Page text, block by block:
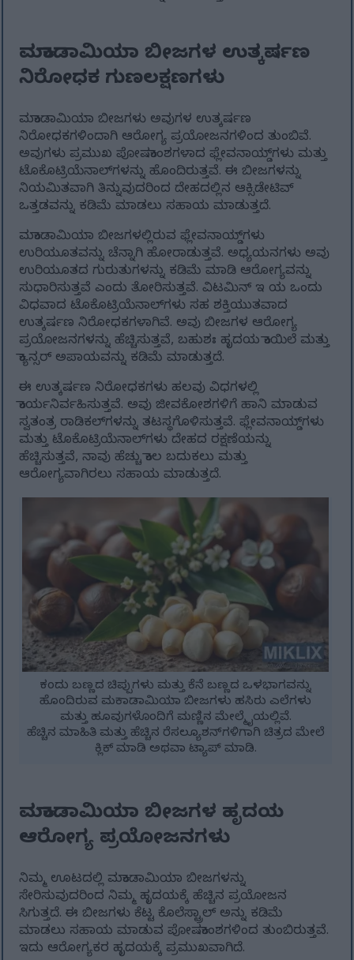
ಮಕಾಡಾಮಿಯಾ ಬೀಜಗಳ ಉತ್ಕರ್ಷಣ
ನಿರೋಧಕ ಗುಣಲಕ್ಷಣಗಳು
ಮಕಾಡಾಮಿಯಾ ಬೀಜಗಳು ಅವುಗಳ ಉತ್ಕರ್ಷಣ
ನಿರೋಧಕಗಳಿಂದಾಗಿ ಆರೋಗ್ಯ ಪ್ರಯೋಜನಗಳಿಂದ ತುಂಬಿವೆ.
ಅವುಗಳು ಪ್ರಮುಖ ಪೋಷಕಾಂಶಗಳಾದ ಫ್ಲೇವನಾಯ್ಡ್‌ಗಳು ಮತ್ತು
ಟೊಕೊಟ್ರಿಯೆನಾಲ್‌ಗಳನ್ನು ಹೊಂದಿರುತ್ತವೆ. ಈ ಬೀಜಗಳನ್ನು
ನಿಯಮಿತವಾಗಿ ತಿನ್ನುವುದರಿಂದ ದೇಹದಲ್ಲಿನ ಆಕ್ಸಿಡೇಟಿವ್
ಒತ್ತಡವನ್ನು ಕಡಿಮೆ ಮಾಡಲು ಸಹಾಯ ಮಾಡುತ್ತದೆ.
ಮಕಾಡಾಮಿಯಾ ಬೀಜಗಳಲ್ಲಿರುವ ಫ್ಲೇವನಾಯ್ಡ್‌ಗಳು
ಉರಿಯೂತವನ್ನು ಚೆನ್ನಾಗಿ ಹೋರಾಡುತ್ತವೆ. ಅಧ್ಯಯನಗಳು ಅವು
ಉರಿಯೂತದ ಗುರುತುಗಳನ್ನು ಕಡಿಮೆ ಮಾಡಿ ಆರೋಗ್ಯವನ್ನು
ಸುಧಾರಿಸುತ್ತವೆ ಎಂದು ತೋರಿಸುತ್ತವೆ. ವಿಟಮಿನ್ ಇ ಯ ಒಂದು
ವಿಧವಾದ ಟೊಕೊಟ್ರಿಯೆನಾಲ್‌ಗಳು ಸಹ ಶಕ್ತಿಯುತವಾದ
ಉತ್ಕರ್ಷಣ ನಿರೋಧಕಗಳಾಗಿವೆ. ಅವು ಬೀಜಗಳ ಆರೋಗ್ಯ
ಪ್ರಯೋಜನಗಳನ್ನು ಹೆಚ್ಚಿಸುತ್ತವೆ, ಬಹುಶಃ ಹೃದಯ ಕಾಯಿಲೆ ಮತ್ತು
ಕ್ಯಾನ್ಸರ್ ಅಪಾಯವನ್ನು ಕಡಿಮೆ ಮಾಡುತ್ತದೆ.
ಈ ಉತ್ಕರ್ಷಣ ನಿರೋಧಕಗಳು ಹಲವು ವಿಧಗಳಲ್ಲಿ
ಕಾರ್ಯನಿರ್ವಹಿಸುತ್ತವೆ. ಅವು ಜೀವಕೋಶಗಳಿಗೆ ಹಾನಿ ಮಾಡುವ
ಸ್ವತಂತ್ರ ರಾಡಿಕಲ್‌ಗಳನ್ನು ತಟಸ್ಥಗೊಳಿಸುತ್ತವೆ. ಫ್ಲೇವನಾಯ್ಡ್‌ಗಳು
ಮತ್ತು ಟೊಕೊಟ್ರಿಯೆನಾಲ್‌ಗಳು ದೇಹದ ರಕ್ಷಣೆಯನ್ನು
ಹೆಚ್ಚಿಸುತ್ತವೆ, ನಾವು ಹೆಚ್ಚು ಕಾಲ ಬದುಕಲು ಮತ್ತು
ಆರೋಗ್ಯವಾಗಿರಲು ಸಹಾಯ ಮಾಡುತ್ತದೆ.
ಕಂದು ಬಣ್ಣದ ಚಿಪ್ಪುಗಳು ಮತ್ತು ಕೆನೆ ಬಣ್ಣದ ಒಳಭಾಗವನ್ನು
ಹೊಂದಿರುವ ಮಕಾಡಾಮಿಯಾ ಬೀಜಗಳು ಹಸಿರು ಎಲೆಗಳು
ಮತ್ತು ಹೂವುಗಳೊಂದಿಗೆ ಮಣ್ಣಿನ ಮೇಲ್ಮೈಯಲ್ಲಿವೆ.
ಹೆಚ್ಚಿನ ಮಾಹಿತಿ ಮತ್ತು ಹೆಚ್ಚಿನ ರೆಸಲ್ಯೂಶನ್‌ಗಳಿಗಾಗಿ ಚಿತ್ರದ ಮೇಲೆ
ಕ್ಲಿಕ್ ಮಾಡಿ ಅಥವಾ ಟ್ಯಾಪ್ ಮಾಡಿ.
ಮಕಾಡಾಮಿಯಾ ಬೀಜಗಳ ಹೃದಯ
ಆರೋಗ್ಯ ಪ್ರಯೋಜನಗಳು
ನಿಮ್ಮ ಊಟದಲ್ಲಿ ಮಕಾಡಾಮಿಯಾ ಬೀಜಗಳನ್ನು
ಸೇರಿಸುವುದರಿಂದ ನಿಮ್ಮ ಹೃದಯಕ್ಕೆ ಹೆಚ್ಚಿನ ಪ್ರಯೋಜನ
ಸಿಗುತ್ತದೆ. ಈ ಬೀಜಗಳು ಕೆಟ್ಟ ಕೊಲೆಸ್ಟ್ರಾಲ್ ಅನ್ನು ಕಡಿಮೆ
ಮಾಡಲು ಸಹಾಯ ಮಾಡುವ ಪೋಷಕಾಂಶಗಳಿಂದ ತುಂಬಿರುತ್ತವೆ.
ಇದು ಆರೋಗ್ಯಕರ ಹೃದಯಕ್ಕೆ ಪ್ರಮುಖವಾಗಿದೆ.